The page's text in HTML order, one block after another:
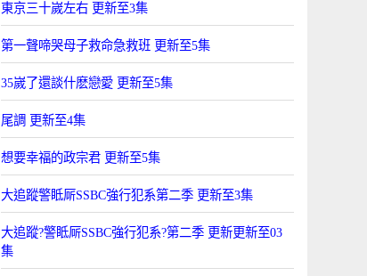
東京三十嵗左右 更新至3集
第一聲啼哭母子救命急救班 更新至5集
35嵗了還談什麽戀愛 更新至5集
尾調 更新至4集
想要幸福的政宗君 更新至5集
大追蹤警眡厛SSBC強行犯系第二季 更新至3集
大追蹤?警眡厛SSBC強行犯系?第二季 更新更新至03
集